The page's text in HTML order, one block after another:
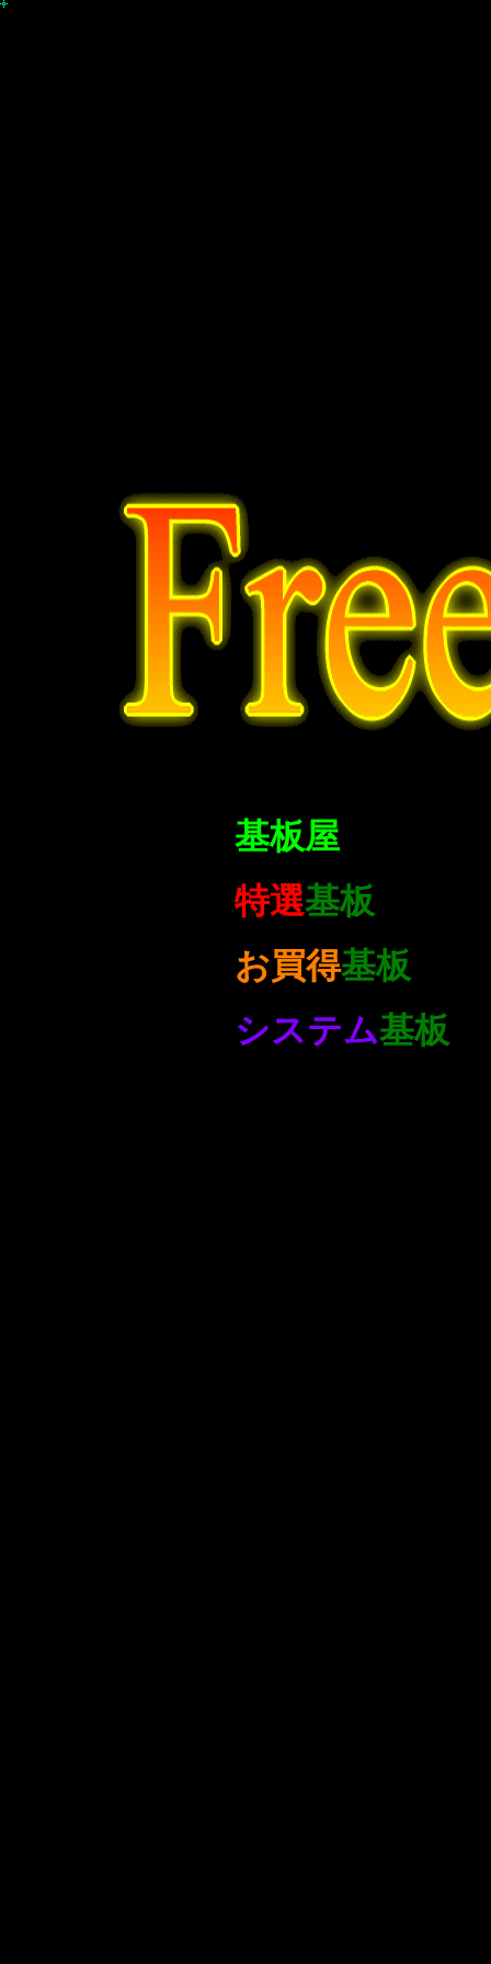
基板屋
特選基板
お買得基板
システム基板